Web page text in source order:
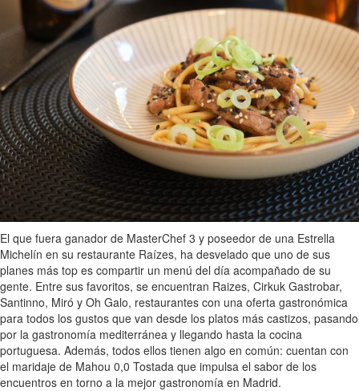
El que fuera ganador de MasterChef 3 y poseedor de una Estrella
Michelín en su restaurante Raízes, ha desvelado que uno de sus
planes más top es compartir un menú del día acompañado de su
gente. Entre sus favoritos, se encuentran Raizes, Cirkuk Gastrobar,
Santinno, Miró y Oh Galo, restaurantes con una oferta gastronómica
para todos los gustos que van desde los platos más castizos, pasando
por la gastronomía mediterránea y llegando hasta la cocina
portuguesa. Además, todos ellos tienen algo en común: cuentan con
el maridaje de Mahou 0,0 Tostada que impulsa el sabor de los
encuentros en torno a la mejor gastronomía en Madrid.